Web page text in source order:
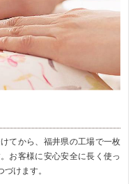
てから、福井県の工場で一枚
お客様に安心安全に長く使っ
けます。